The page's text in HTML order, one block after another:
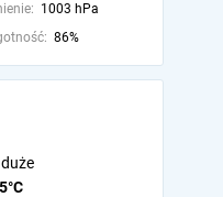
1003 hPa
86%